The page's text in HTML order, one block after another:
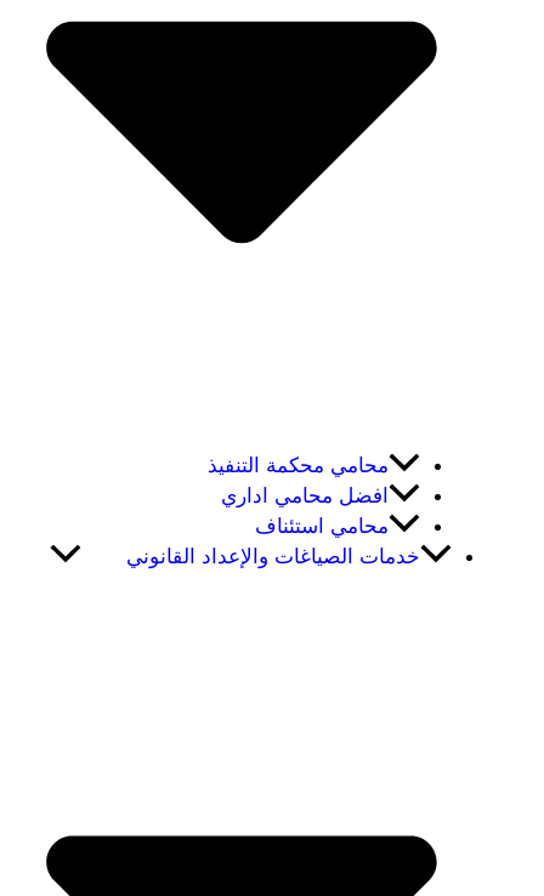
محامي محكمة التنفيذ
افضل محامي اداري
محامي استئناف
خدمات الصياغات والإعداد القانوني